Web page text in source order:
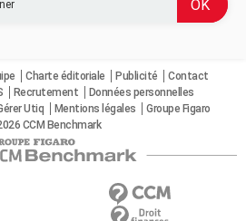
Charte éditoriale Publicité
Contact
Recrutement
Données personnelles
Utiq Mentions légales
Groupe Figaro
CCM Benchmark